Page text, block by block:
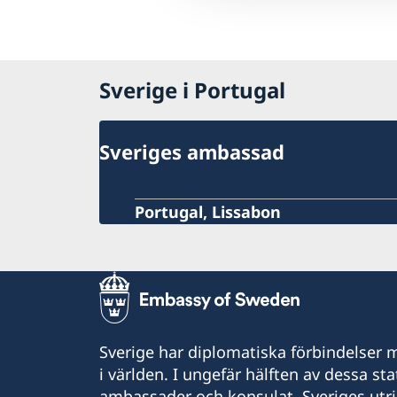
Sverige i Portugal
Sveriges ambassad
Portugal, Lissabon
Sverige har diplomatiska förbindelser
i världen. I ungefär hälften av dessa